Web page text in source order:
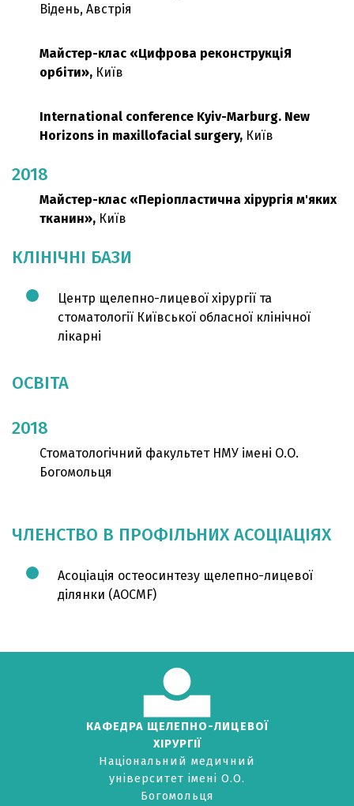
Відень, Австрія
Майстер-клас «Цифрова реконструкціЯ
орбіти», Київ
International conference Kyiv-Marburg. New
Horizons in maxillofacial surgery, Київ
2018
Майстер-клас «Періопластична хірургія м'яких
тканин», Київ
КЛІНІЧНІ БАЗИ
Центр щелепно-лицевої хірургії та
стоматології Київської обласної клінічної
лікарні
ОСВІТА
2018
Стоматологічний факультет НМУ імені О.О.
Богомольця
ЧЛЕНСТВО В ПРОФІЛЬНИХ АСОЦІАЦІЯХ
Асоціація остеосинтезу щелепно-лицевої
ділянки (AOCMF)
КАФЕДРА ЩЕЛЕПНО-ЛИЦЕВОЇ
ХІРУРГІЇ
Національний медичний
університет імені О.О.
Богомольця